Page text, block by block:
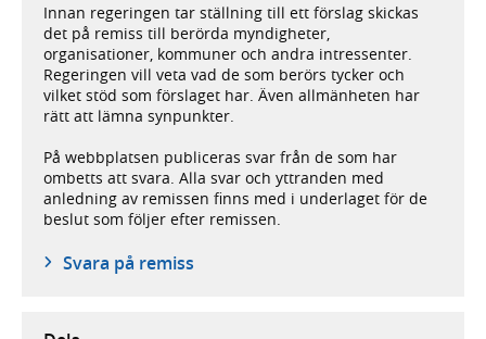
Innan regeringen tar ställning till ett förslag skickas
det på remiss till berörda myndigheter,
organisationer, kommuner och andra intressenter.
Regeringen vill veta vad de som berörs tycker och
vilket stöd som förslaget har. Även allmänheten har
rätt att lämna synpunkter.
På webbplatsen publiceras svar från de som har
ombetts att svara. Alla svar och yttranden med
anledning av remissen finns med i underlaget för de
beslut som följer efter remissen.
Svara på remiss